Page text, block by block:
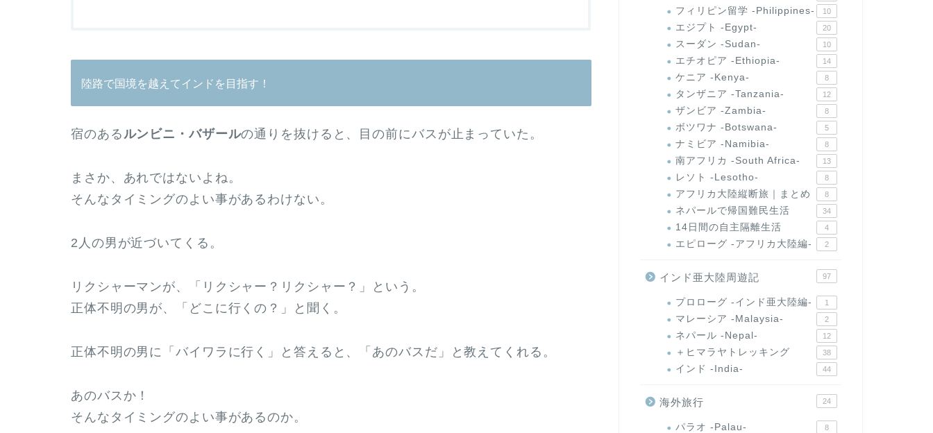
陸路で国境を越えてインドを目指す！
宿のあるルンビニ・バザールの通りを抜けると、目の前にバスが止まっていた。
まさか、あれではないよね。
そんなタイミングのよい事があるわけない。
2人の男が近づいてくる。
リクシャーマンが、「リクシャー？リクシャー？」という。
正体不明の男が、「どこに行くの？」と聞く。
正体不明の男に「バイワラに行く」と答えると、「あのバスだ」と教えてくれる。
あのバスか！
そんなタイミングのよい事があるのか。
フィリピン留学 -Philippines- 10
エジプト -Egypt- 20
スーダン -Sudan- 10
エチオピア -Ethiopia- 14
ケニア -Kenya- 8
タンザニア -Tanzania- 12
ザンビア -Zambia- 8
ボツワナ -Botswana- 5
ナミビア -Namibia- 8
南アフリカ -South Africa- 13
レソト -Lesotho- 8
アフリカ大陸縦断旅｜まとめ 8
ネパールで帰国難民生活 34
14日間の自主隔離生活 4
エピローグ -アフリカ大陸編- 2
インド亜大陸周遊記 97
プロローグ -インド亜大陸編- 1
マレーシア -Malaysia- 2
ネパール -Nepal- 12
＋ヒマラヤトレッキング 38
インド -India- 44
海外旅行 24
パラオ -Palau- 8